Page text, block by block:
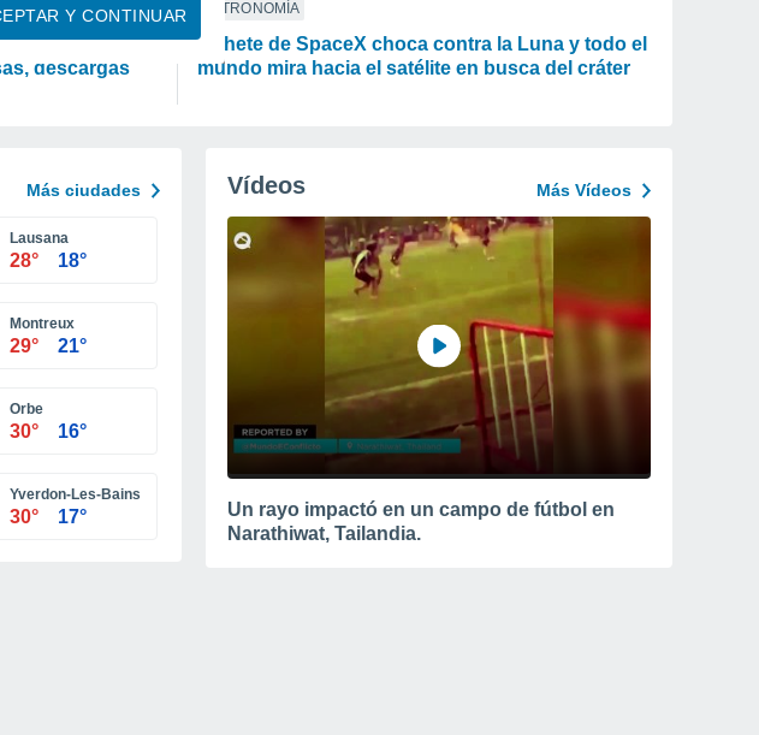
Y CONTINUAR
esta tarde-
descargas
ASTRONOMÍA
Cohete de SpaceX choca contra la Luna y todo el
mundo mira hacia el satélite en busca del cráter
Más ciudades
Lausana
28° 18°
Montreux
29° 21°
Orbe
30° 16°
Yverdon-Les-Bains
30° 17°
Vídeos Más Vídeos
Un rayo impactó en un campo de fútbol en
Narathiwat, Tailandia.